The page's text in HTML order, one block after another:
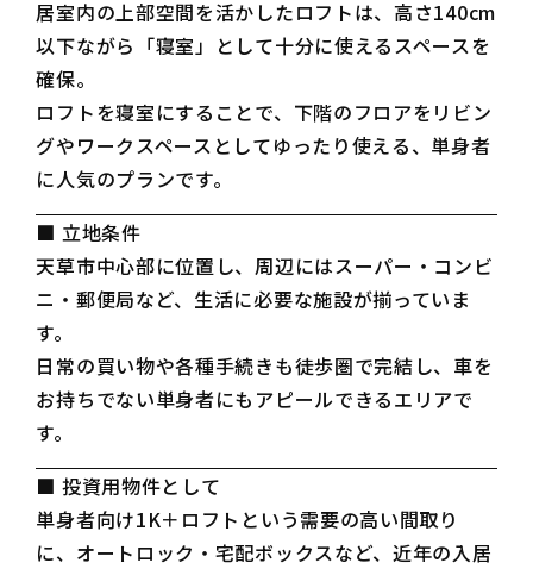
居室内の上部空間を活かしたロフトは、高さ140cm
以下ながら「寝室」として十分に使えるスペースを
確保。
ロフトを寝室にすることで、下階のフロアをリビン
グやワークスペースとしてゆったり使える、単身者
に人気のプランです。
■ 立地条件
天草市中心部に位置し、周辺にはスーパー・コンビ
ニ・郵便局など、生活に必要な施設が揃っていま
す。
日常の買い物や各種手続きも徒歩圏で完結し、車を
お持ちでない単身者にもアピールできるエリアで
す。
■ 投資用物件として
単身者向け1K＋ロフトという需要の高い間取り
に、オートロック・宅配ボックスなど、近年の入居